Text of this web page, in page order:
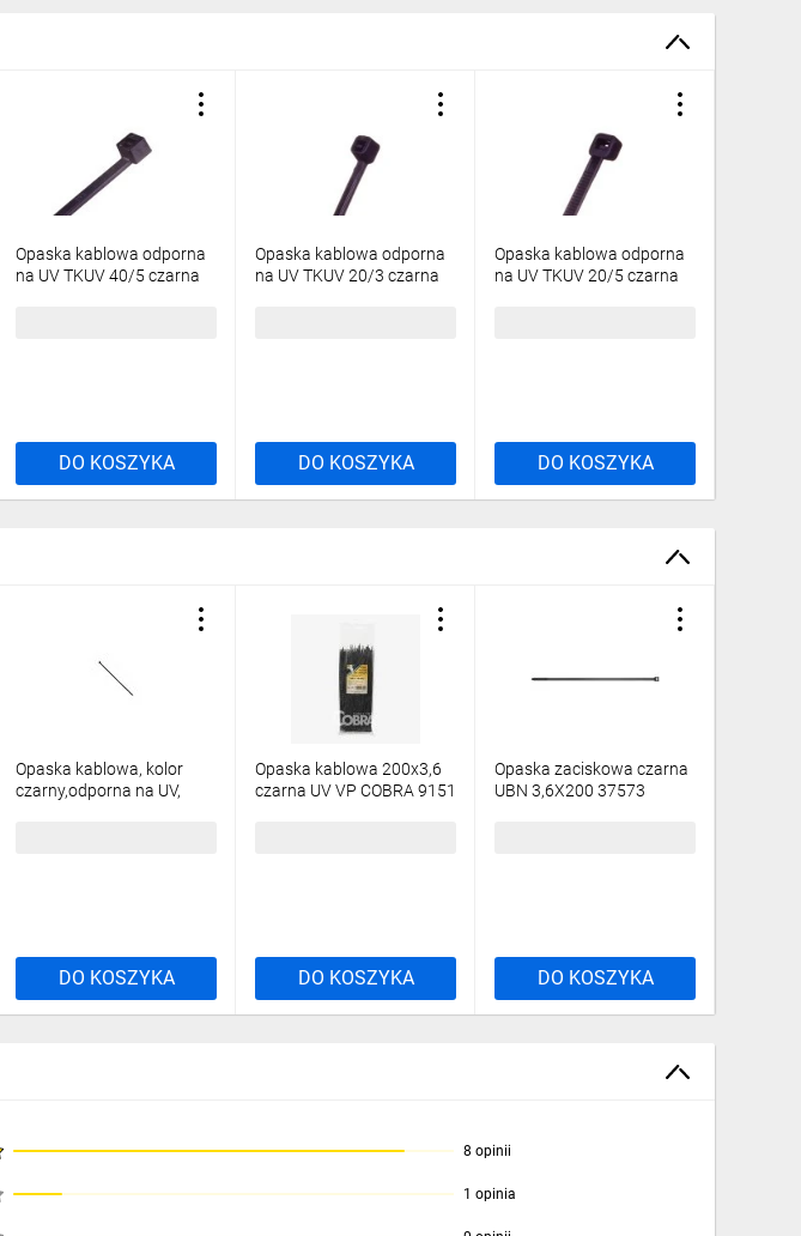
Opaska kablowa odporna
na UV TKUV 40/5 czarna
DO KOSZYKA
Opaska kablowa odporna
na UV TKUV 20/3 czarna
DO KOSZYKA
Opaska kablowa odporna
na UV TKUV 20/5 czarna
DO KOSZYKA
Opaska kablowa, kolor
czarny,odporna na UV,
DO KOSZYKA
Opaska kablowa 200x3,6
czarna UV VP COBRA 9151
DO KOSZYKA
Opaska zaciskowa czarna
UBN 3,6X200 37573
DO KOSZYKA
8 opinii
1 opinia